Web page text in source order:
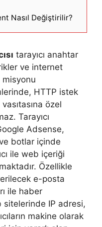
Nasıl Değiştirilir?
tarayıcı anahtar
ve internet
misyonu
HTTP istek
vasıtasına özel
Tarayıcı
Adsense,
botlar içinde
ile web içeriği
Özellikle
e-posta
ile haber
sitelerinde IP adresi,
makine olarak